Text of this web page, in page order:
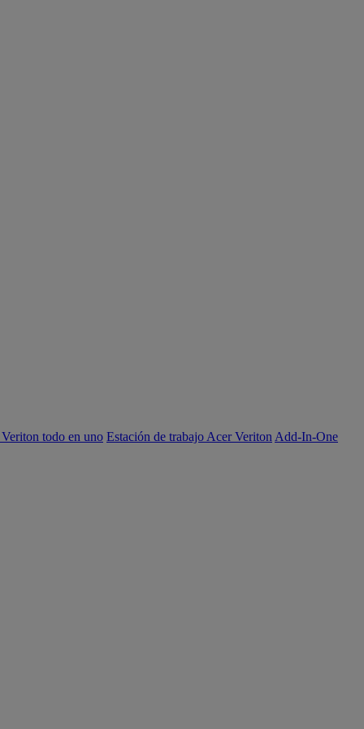
todo en uno Estación de trabajo Acer Veriton Add-In-One